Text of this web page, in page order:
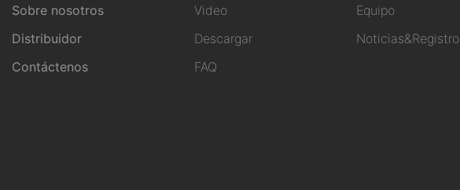
Sobre nosotros
Distribuidor
Contáctenos
Video
Descargar
FAQ
Equipo
Noticias&Registro